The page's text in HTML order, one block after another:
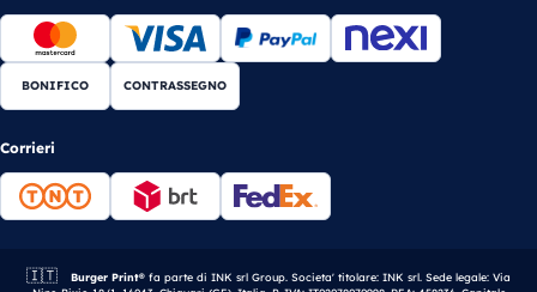
BONIFICO CONTRASSEGNO
Corrieri
🇮🇹 Azienda italiana.
Burger Print® fa parte di INK srl Group. Societa' titolare: INK srl. Sede legale: Via